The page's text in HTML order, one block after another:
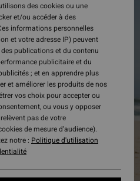
des cookies ou une
et/ou accéder à des
informations personnelles
et votre adresse IP) peuvent
publications et du contenu
publicitaire et du
; et en apprendre plus
et améliorer les produits de nos
vos choix pour accepter ou
ou vous y opposer
pas de votre
de mesure d’audience).
notre : Politique d'utilisation